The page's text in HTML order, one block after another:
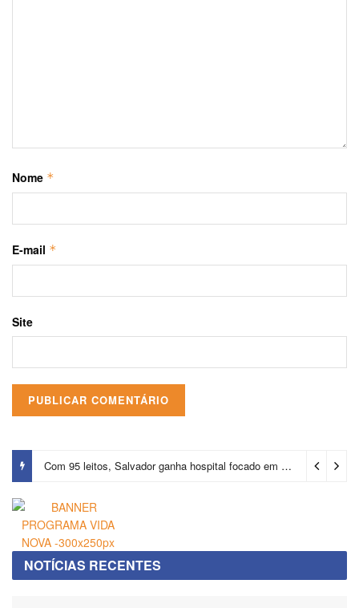
Nome *
E-mail *
Site
Com 95 leitos, Salvador ganha hospital focado em transição de cuidados
NOTÍCIAS RECENTES